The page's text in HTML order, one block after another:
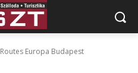
Routes Europa Budapest